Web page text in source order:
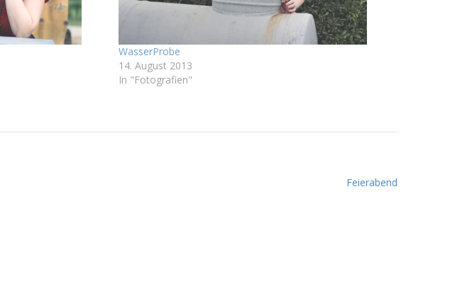
WasserProbe
14. August 2013
In "Fotografien"
Feierabend